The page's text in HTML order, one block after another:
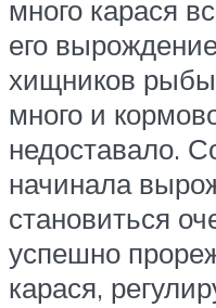
много карася
его
хищников рыбы
много и
недоставало.
начинала
становиться
успешно
карася,